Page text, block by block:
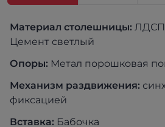
Материал столешницы: ЛДСП
Цемент светлый
Опоры: Метал порошковая
Механизм раздвижения:
фиксацией
Вставка: Бабочка